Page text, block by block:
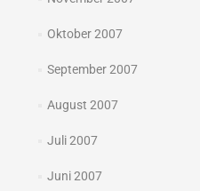
Oktober 2007
September 2007
August 2007
Juli 2007
Juni 2007